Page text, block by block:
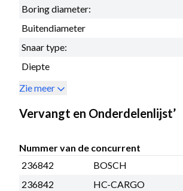
Boring diameter:
Buitendiameter
Snaar type:
Diepte
Zie meer
Vervangt en Onderdelenlijst’
Nummer van de concurrent
236842
BOSCH
236842
HC-CARGO